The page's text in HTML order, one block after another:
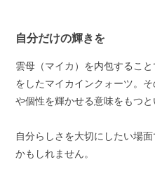
自分だけの輝きを
雲母（マイカ）を内包するこ
をしたマイカインクォーツ。
や個性を輝かせる意味をもつと
自分らしさを大切にしたい場
かもしれません。